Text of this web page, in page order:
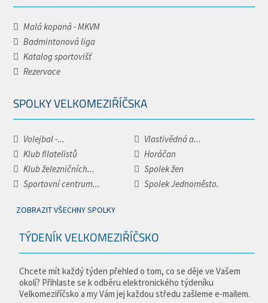
Malá kopaná - MKVM
Badmintonová liga
Katalog sportovišť
Rezervace
SPOLKY VELKOMEZIŘÍČSKA
Volejbal -...
Vlastivědná a...
Klub filatelistů
Horáčan
Klub železničních...
Spolek žen
Sportovní centrum...
Spolek Jednoměsto.
ZOBRAZIT VŠECHNY SPOLKY
TÝDENÍK VELKOMEZIŘÍČSKO
Chcete mít každý týden přehled o tom, co se děje ve Vašem
okolí? Přihlaste se k odběru elektronického týdeníku
Velkomeziříčsko a my Vám jej každou středu zašleme e-mailem.